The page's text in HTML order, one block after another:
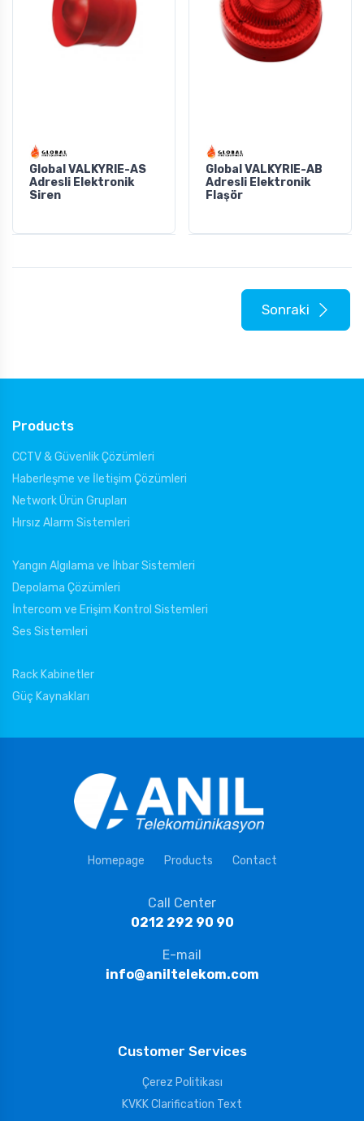
Global VALKYRIE-AS
Adresli Elektronik
Siren
Global VALKYRIE-AB
Adresli Elektronik
Flaşör
Sonraki
Products
CCTV & Güvenlik Çözümleri
Haberleşme ve İletişim Çözümleri
Network Ürün Grupları
Hırsız Alarm Sistemleri
Yangın Algılama ve İhbar Sistemleri
Depolama Çözümleri
İntercom ve Erişim Kontrol Sistemleri
Ses Sistemleri
Rack Kabinetler
Güç Kaynakları
Homepage Products Contact
Call Center
0212 292 90 90
E-mail
info@aniltelekom.com
Customer Services
Çerez Politikası
KVKK Clarification Text